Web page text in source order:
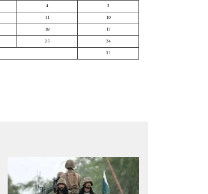
3
4
10
11
17
18
24
25
31